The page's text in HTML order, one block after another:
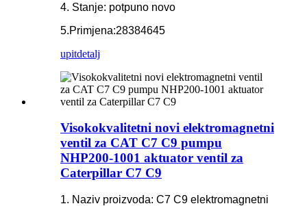
4. Stanje: potpuno novo
5.Primjena:28384645
upitdetalj
Visokokvalitetni novi elektromagnetni
ventil za CAT C7 C9 pumpu
NHP200-1001 aktuator ventil za
Caterpillar C7 C9
1. Naziv proizvoda: C7 C9 elektromagnetni